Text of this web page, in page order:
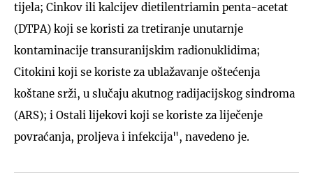
tijela; Cinkov ili kalcijev dietilentriamin penta-acetat
(DTPA) koji se koristi za tretiranje unutarnje
kontaminacije transuranijskim radionuklidima;
Citokini koji se koriste za ublažavanje oštećenja
koštane srži, u slučaju akutnog radijacijskog sindroma
(ARS); i Ostali lijekovi koji se koriste za liječenje
povraćanja, proljeva i infekcija", navedeno je.